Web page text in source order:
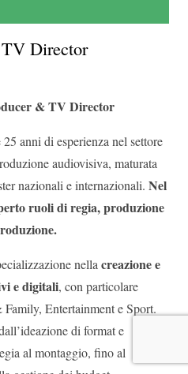
Director
& TV Director
anni di esperienza nel settore
audiovisiva, maturata
nazionali e internazionali. Nel
ruoli di regia, produzione
nella creazione e
e digitali, con particolare
Entertainment e Sport.
di format e
al montaggio, fino al